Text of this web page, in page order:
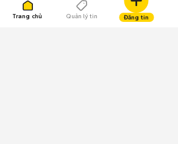
Trang chủ Quản lý tin Đăng tin